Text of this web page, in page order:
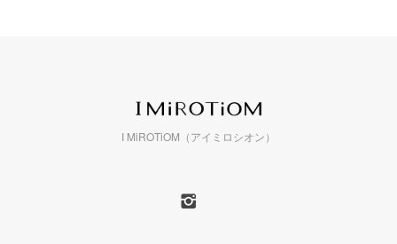
I MiROTiOM（アイミロシオン）